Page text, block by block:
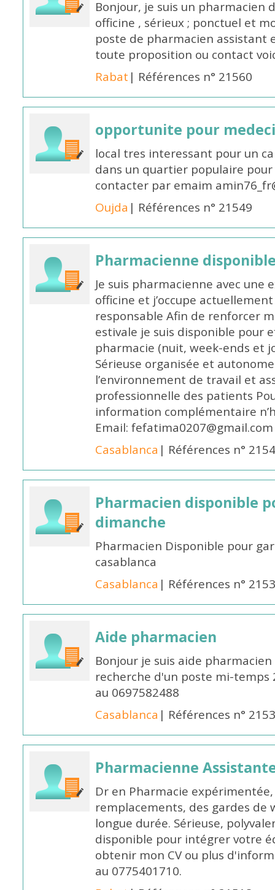
Bonjour, je suis un pharmacien
officine , sérieux ; ponctuel et
poste de pharmacien
toute proposition ou contact
Rabat | Références n° 21560
opportunite pour
local tres interessant pour un
dans un quartier populaire
contacter par emaim
Oujda | Références n° 21549
Pharmacienne
Je suis pharmacienne avec
officine et j’occupe
responsable Afin de renforcer
estivale je suis disponible pour
pharmacie (nuit, week-ends et
Sérieuse organisée et
l’environnement de travail et
professionnelle des patients
information complémentaire
Email: fefatima0207@gmail.com
Casablanca | Références n°
Pharmacien disponible
dimanche
Pharmacien Disponible pour
casablanca
Casablanca | Références n°
Aide pharmacien
Bonjour je suis aide
recherche d'un poste mi-temps
au 0697582488
Casablanca | Références n°
Pharmacienne
Dr en Pharmacie
remplacements, des gardes de
longue durée. Sérieuse,
disponible pour intégrer votre
obtenir mon CV ou plus
au 0775401710.